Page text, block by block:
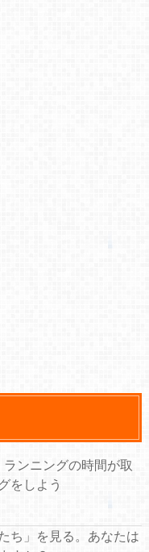
ンニングの時間が取
をしよう
ち」を見る。あなたは